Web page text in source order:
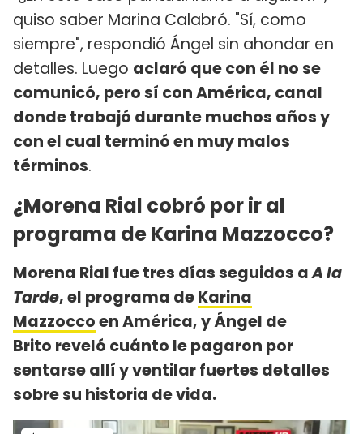
quiso saber Marina Calabró. "Sí, como
siempre", respondió Ángel sin ahondar en
detalles. Luego aclaró que con él no se
comunicó, pero sí con América, canal
donde trabajó durante muchos años y
con el cual terminó en muy malos
términos.
¿Morena Rial cobró por ir al
programa de Karina Mazzocco?
Morena Rial fue tres días seguidos aA la
Tarde, el programa deKarina
Mazzoccoen América, y Ángel de
Brito reveló cuánto le pagaron por
sentarse allí y ventilar fuertes detalles
sobre su historia de vida.